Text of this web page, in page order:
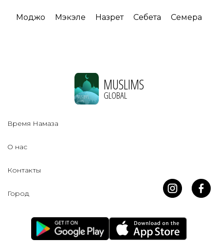
Моджо Мэкэле Назрет Себета Семера
MUSLIMS
GLOBAL
Время Намаза
О нас
Контакты
Город